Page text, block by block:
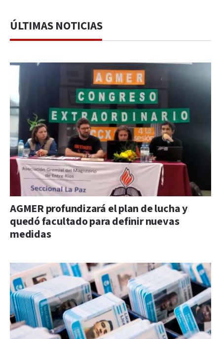
ÚLTIMAS NOTICIAS
AGMER profundizará el plan de lucha y
quedó facultado para definir nuevas
medidas